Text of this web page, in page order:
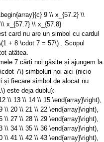
9 \\ x_{57.2} \\
x_{57.7} \\ x_{57.8}
card nu are un simbol cu ​​cardul
+ 8 \cdot 7 = 57\) . Scopul
atâtea.
7 cărți noi găsite și ajungem la
7\) simboluri noi aici (nicio
și fiecare simbol de alocat nu
este deja dublu):
\\ 13 \\ 14 \\ 15 \end{array}\right),
20 \\ 21 \\ 22 \end{array}\right),
27 \\ 28 \\ 29 \end{array}\right),
34 \\ 35 \\ 36 \end{array}\right),
41 \\ 42 \\ 43 \end{array}\right),